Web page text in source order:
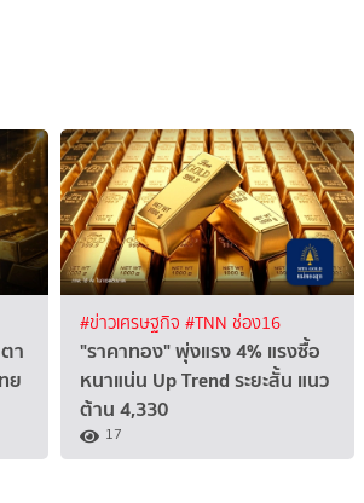
า
ย
#ข่าวเศรษฐกิจ #TNN ช่อง16
"ราคาทอง" พุ่งแรง 4% แรงซื้อ
หนาแน่น Up Trend ระยะสั้น แนว
ต้าน 4,330
17